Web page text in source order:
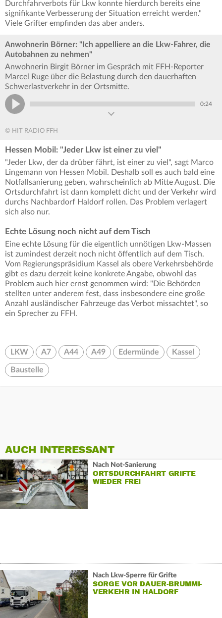
Durchfahrverbots für Lkw konnte hierdurch bereits eine
signifikante Verbesserung der Situation erreicht werden."
Viele Grifter empfinden das aber anders.
Anwohnerin Börner: "Ich appelliere an die Lkw-Fahrer, die
Autobahnen zu nehmen"
Anwohnerin Birgit Börner im Gespräch mit FFH-Reporter
Marcel Ruge über die Belastung durch den dauerhaften
Schwerlastverkehr in der Ortsmitte.
0:24
© HIT RADIO FFH
Hessen Mobil: "Jeder Lkw ist einer zu viel"
"Jeder Lkw, der da drüber fährt, ist einer zu viel", sagt Marco
Lingemann von Hessen Mobil. Deshalb soll es auch bald eine
Notfallsanierung geben, wahrscheinlich ab Mitte August. Die
Ortsdurchfahrt ist dann komplett dicht und der Verkehr wird
durchs Nachbardorf Haldorf rollen. Das Problem verlagert
sich also nur.
Echte Lösung noch nicht auf dem Tisch
Eine echte Lösung für die eigentlich unnötigen Lkw-Massen
ist zumindest derzeit noch nicht öffentlich auf dem Tisch.
Vom Regierungspräsidium Kassel als obere Verkehrsbehörde
gibt es dazu derzeit keine konkrete Angabe, obwohl das
Problem auch hier ernst genommen wird: "Die Behörden
stellten unter anderem fest, dass insbesondere eine große
Anzahl ausländischer Fahrzeuge das Verbot missachtet", so
ein Sprecher zu FFH.
LKW A7 A44 A49 Edermünde Kassel
Baustelle
AUCH INTERESSANT
Nach Not-Sanierung
ORTSDURCHFAHRT GRIFTE
WIEDER FREI
Nach Lkw-Sperre für Grifte
SORGE VOR DAUER-BRUMMI-
VERKEHR IN HALDORF